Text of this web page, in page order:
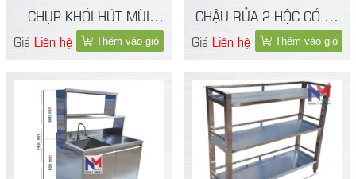
CHỤP KHÓI HÚT MÙI
INOX 201
Giá Liên hệ Thêm vào giỏ
CHẬU RỬA 2 HỘC CÓ KỆ
INOX 304
Giá Liên hệ Thêm vào giỏ